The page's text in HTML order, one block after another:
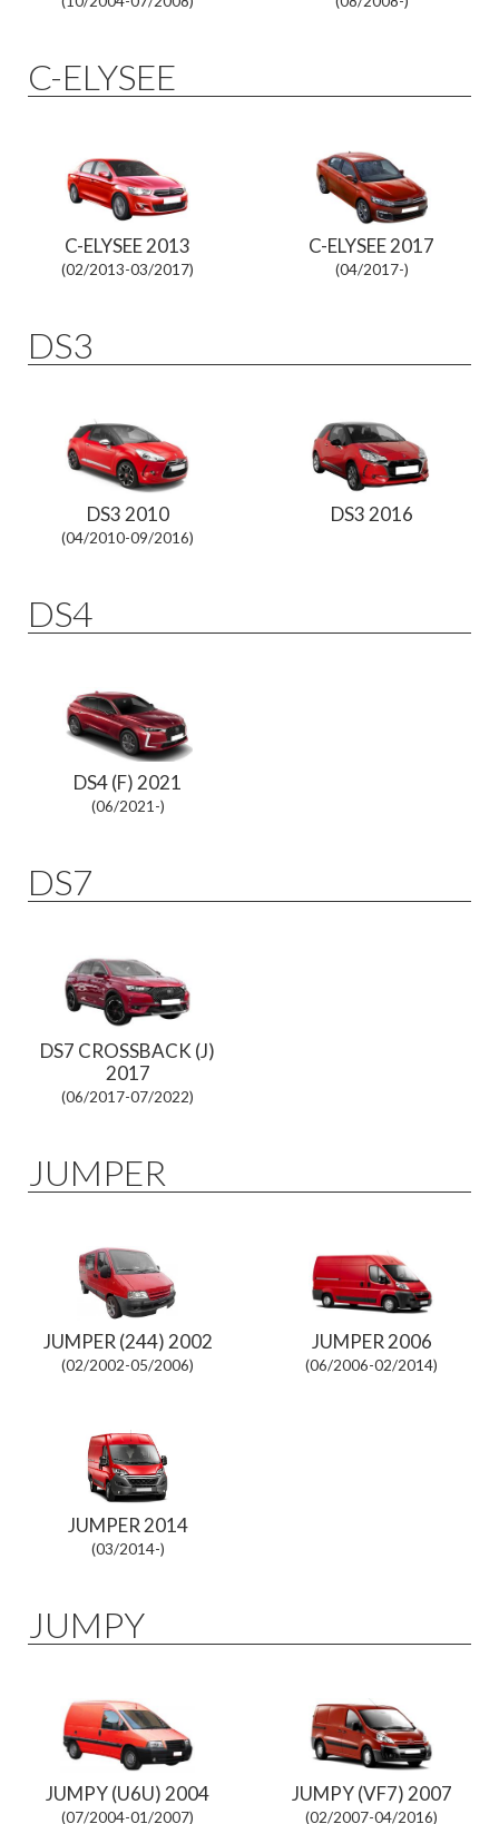
C-ELYSEE
C-ELYSEE 2013
(02/2013-03/2017)
C-ELYSEE 2017
(04/2017-)
DS3
DS3 2010
(04/2010-09/2016)
DS3 2016
DS4
DS4 (F) 2021
(06/2021-)
DS7
DS7 CROSSBACK (J)
2017
(06/2017-07/2022)
JUMPER
JUMPER (244) 2002
(02/2002-05/2006)
JUMPER 2006
(06/2006-02/2014)
JUMPER 2014
(03/2014-)
JUMPY
JUMPY (U6U) 2004
(07/2004-01/2007)
JUMPY (VF7) 2007
(02/2007-04/2016)